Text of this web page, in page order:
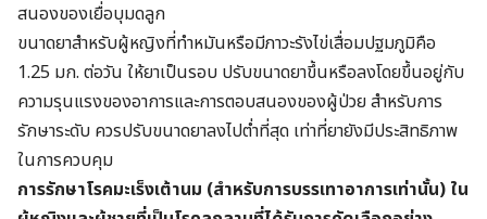
สนองของเยื่อบุมดลูก
ขนาดยาสำหรับผู้หญิงที่ทำหมันหรือมีภาวะรังไข่เสื่อมปฐมภูมิคือ
1.25 มก. ต่อวัน ให้ยาเป็นรอบ ปรับขนาดยาขึ้นหรือลงโดยขึ้นอยู่กับ
ความรุนแรงของอาการและการตอบสนองของผู้ป่วย สำหรับการ
รักษาระดับ ควรปรับขนาดยาลงไปต่ำที่สุด เท่าที่ยายังมีประสิทธิภาพ
ในการควบคุม
การรักษาโรคมะเร็งเต้านม (สำหรับการบรรเทาอาการเท่านั้น) ใน